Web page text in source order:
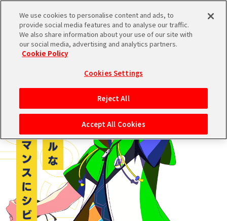
ブランドTOPへ
We use cookies to personalise content and ads, to
provide social media features and to analyse our traffic.
We also share information about your use of our site with
our social media, advertising and analytics partners.
Cookie Policy
Cookies Settings
Reject All
Accept All Cookies